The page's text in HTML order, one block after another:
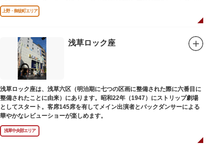
進歩などが学べる「地球館」の2つの常設展示をメインに、特別展・企画展
などから構成されています。
2005年「愛・地球博」の長久手日本館で人気を博した「地球の部屋」を移設
100万分の1の大きさ）のドームの内側すべてがスクリーンになっている世界
初のシアターで、月ごとに変わるオリジナル映像を上映しています。
楽しみながら学習できるイベント企画や、恐竜をはじめとした様々な実物標
本、子ども向けのコーナーもあり、お子様連れでも楽しめる博物館です。
また、国立科学博物館では、日本およびアジアにおける科学系博物館の中核
施設として、調査研究、標本資料の収集・保管・活用、展示・学習支援を推
進。これらの活動を上野の本館、白金台の附属自然教育園、茨城県つくば市
の実験植物園や筑波研究施設（非公開）で展開しています。
上野・御徒町エリア
浅草ロック座
浅草ロック座は、浅草六区（明治期に七つの区画に整備された際に六番目に
整備されたことに由来）にあります。昭和22年（1947）にストリップ劇場
としてスタート。客席145席を有してメイン出演者とバックダンサーによる
華やかなレビューショーが楽しめます。
浅草中央部エリア